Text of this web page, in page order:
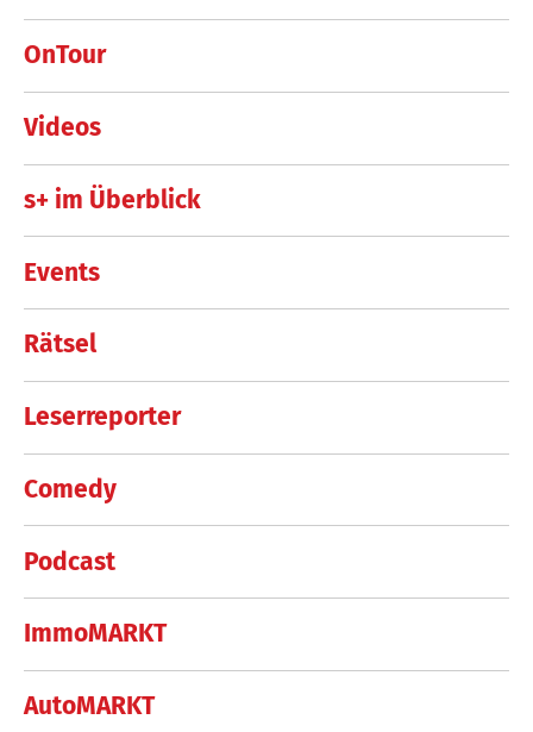
OnTour
Videos
s+ im Überblick
Events
Rätsel
Leserreporter
Comedy
Podcast
ImmoMARKT
AutoMARKT